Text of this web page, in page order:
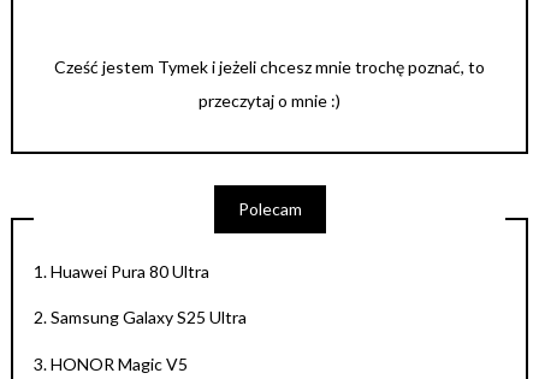
Cześć jestem Tymek i jeżeli chcesz mnie trochę poznać, to
przeczytaj o mnie :)
Polecam
1.Huawei Pura 80 Ultra
2.Samsung Galaxy S25 Ultra
3.HONOR Magic V5